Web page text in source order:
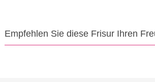
Empfehlen Sie diese Frisur Ihren